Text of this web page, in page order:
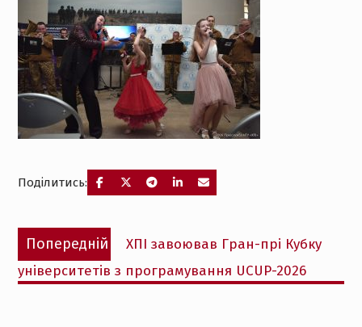
Поділитись:
Навігація
записів
Попередній
Попередній
запис:
ХПІ завоював Гран-прі Кубку
університетів з програмування UCUP-2026